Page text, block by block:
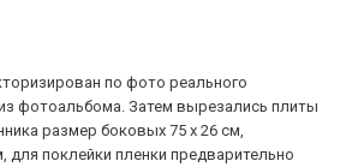
по фото реального
из фотоальбома. Затем вырезались плиты
размер боковых 75 х 26 см,
для поклейки пленки предварительно